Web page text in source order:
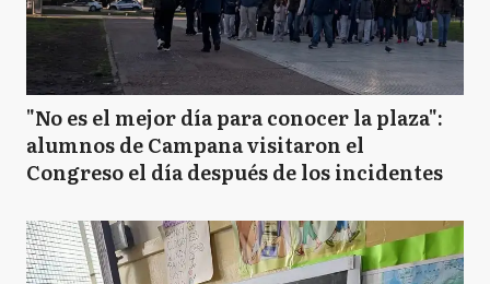
"No es el mejor día para conocer la plaza":
alumnos de Campana visitaron el
Congreso el día después de los incidentes